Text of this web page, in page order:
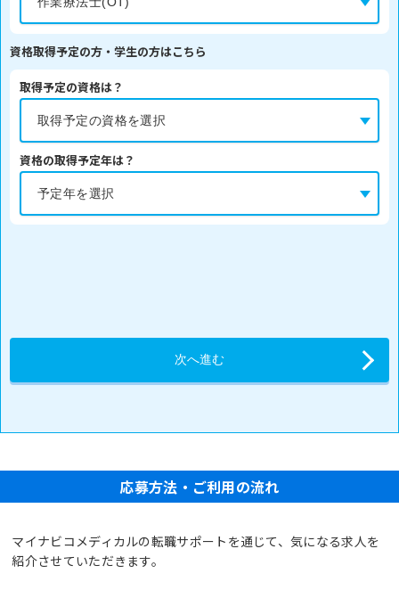
資格取得予定の方・学生の方はこちら
取得予定の資格は？
資格の取得予定年は？
応募方法・ご利用の流れ
マイナビコメディカルの転職サポートを通じて、気になる求人を
紹介させていただきます。